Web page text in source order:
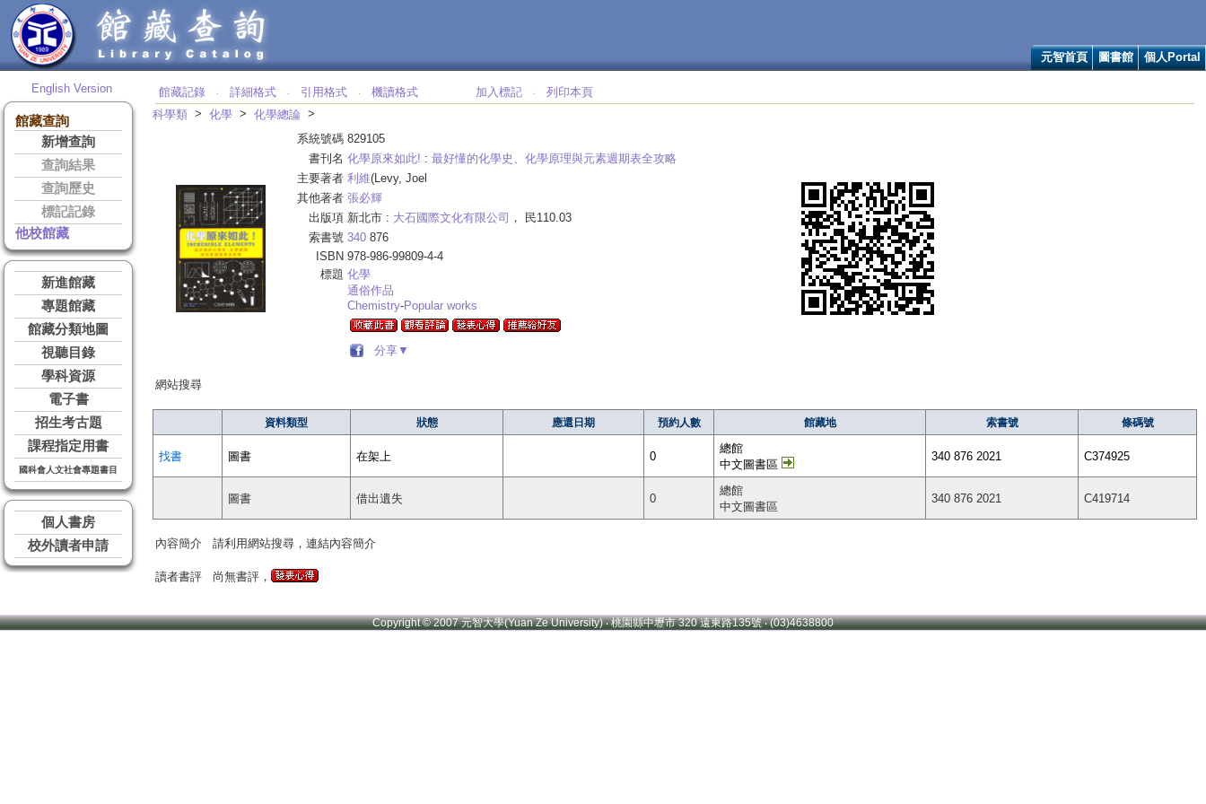
元智首頁 圖書館 個人Portal
English Version
館藏查詢
新增查詢
查詢結果
查詢歷史
標記記錄
他校館藏
新進館藏
專題館藏
館藏分類地圖
視聽目錄
學科資源
電子書
招生考古題
課程指定用書
國科會人文社會專題書目
個人書房
校外讀者申請
館藏記錄 ‧ 詳細格式 ‧ 引用格式 ‧ 機讀格式 加入標記 ‧
列印本頁
科學類 > 化學 > 化學總論 >
系統號碼 829105
書刊名 化學原來如此! : 最好懂的化學史、化學原理與元素週期表全攻略
主要著者 利維(Levy, Joel
其他著者 張必輝
出版項 新北市 : 大石國際文化有限公司 ， 民110.03
索書號 340 876
ISBN 978-986-99809-4-4
標題 化學
通俗作品
Chemistry-Popular works
分享▼
網站搜尋
資料類型 狀態 應還日期 預約人數 館藏地 索書號 條碼號
找書 圖書 在架上 0
總館
中文圖書區
340 876 2021 C374925
圖書 借出遺失 0
總館
中文圖書區
340 876 2021 C419714
內容簡介 請利用網站搜尋，連結內容簡介
讀者書評 尚無書評，
Copyright © 2007 元智大學(Yuan Ze University) ‧ 桃園縣中壢市 320 遠東路135號 ‧ (03)4638800